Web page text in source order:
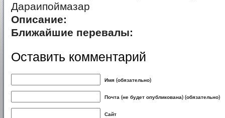
Дараипоймазар
Описание:
Ближайшие перевалы:
Оставить комментарий
Имя (обязательно)
Почта (не будет опубликована) (обязательно)
Сайт